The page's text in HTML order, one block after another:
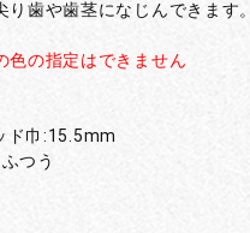
歯や歯茎になじんできます。
色の指定はできません
ド巾:15.5mm
つう